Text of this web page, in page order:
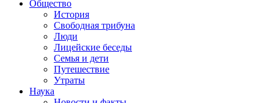
Общество
История
Свободная трибуна
Люди
Лицейские беседы
Семья и дети
Путешествие
Утраты
Наука